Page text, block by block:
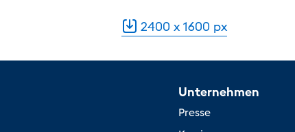
2400 x 1600 px
Unternehmen
Presse